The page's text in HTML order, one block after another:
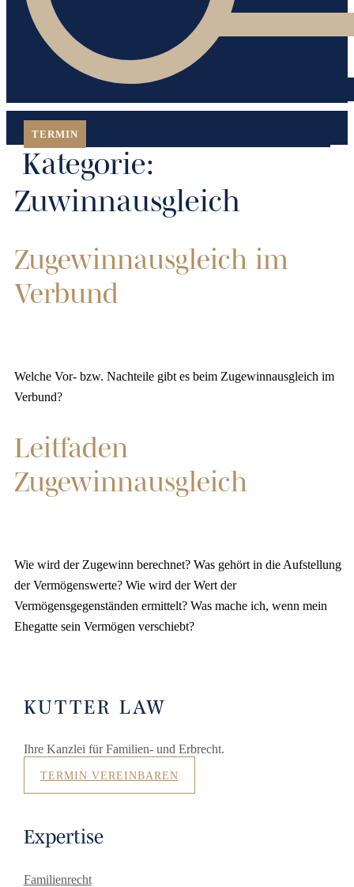
TERMIN
Kategorie:
Zuwinnausgleich
Zugewinnausgleich im
Verbund
Welche Vor- bzw. Nachteile gibt es beim Zugewinnausgleich im
Verbund?
Leitfaden
Zugewinnausgleich
Wie wird der Zugewinn berechnet? Was gehört in die Aufstellung
der Vermögenswerte? Wie wird der Wert der
Vermögensgegenständen ermittelt? Was mache ich, wenn mein
Ehegatte sein Vermögen verschiebt?
KUTTER LAW
Ihre Kanzlei für Familien- und Erbrecht.
TERMIN VEREINBAREN
Expertise
Familienrecht